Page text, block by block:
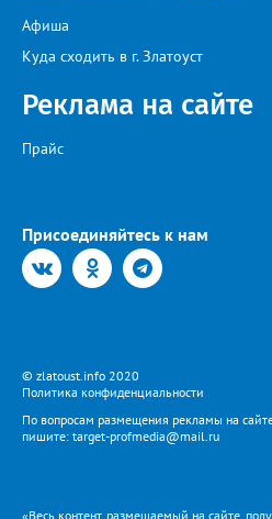
Афиша
Куда сходить в г. Златоуст
Реклама на сайте
Прайс
Присоединяйтесь к нам
© zlatoust.info 2020
Политика конфиденциальности
По вопросам размещения рекламы на
пишите: target-profmedia@mail.ru
«Весь контент, размещаемый на сайте,